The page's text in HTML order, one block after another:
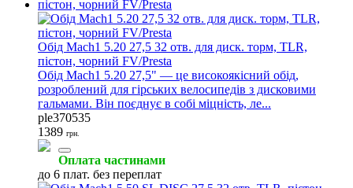
Обід Mach1 5.20 27,5 32 отв. для диск. торм, TLR,
пістон, чорний FV/Presta
Обід Mach1 5.20 27,5" — це високоякісний обід,
розроблений для гірських велосипедів з дисковими
гальмами. Він поєднує в собі міцність, ле...
ple370535
1389 грн.
Оплата частинами
до 6 плат. без переплат